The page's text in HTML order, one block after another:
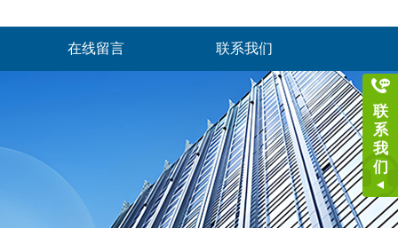
在线留言 联系我们
联
系
我
们